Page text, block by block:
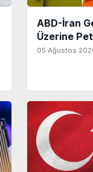
ABD-İran
Üzerine
05 Ağustos